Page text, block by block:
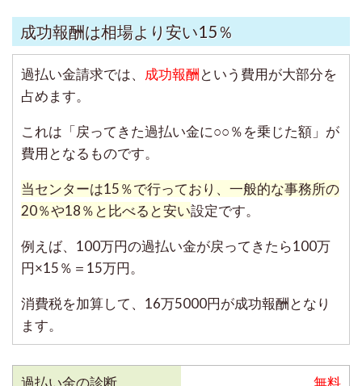
成功報酬は相場より安い15％
過払い金請求では、 成功報酬という費用が大部分を
占めます。
これは「戻ってきた過払い金に○○％を乗じた額」が
費用となるものです。
当センターは15％で行っており、一般的な事務所の
20％や18％と比べると安い設定です。
例えば、100万円の過払い金が戻ってきたら100万
円×15％＝15万円。
消費税を加算して、16万5000円が成功報酬となり
ます。
過払い金の診断 無料